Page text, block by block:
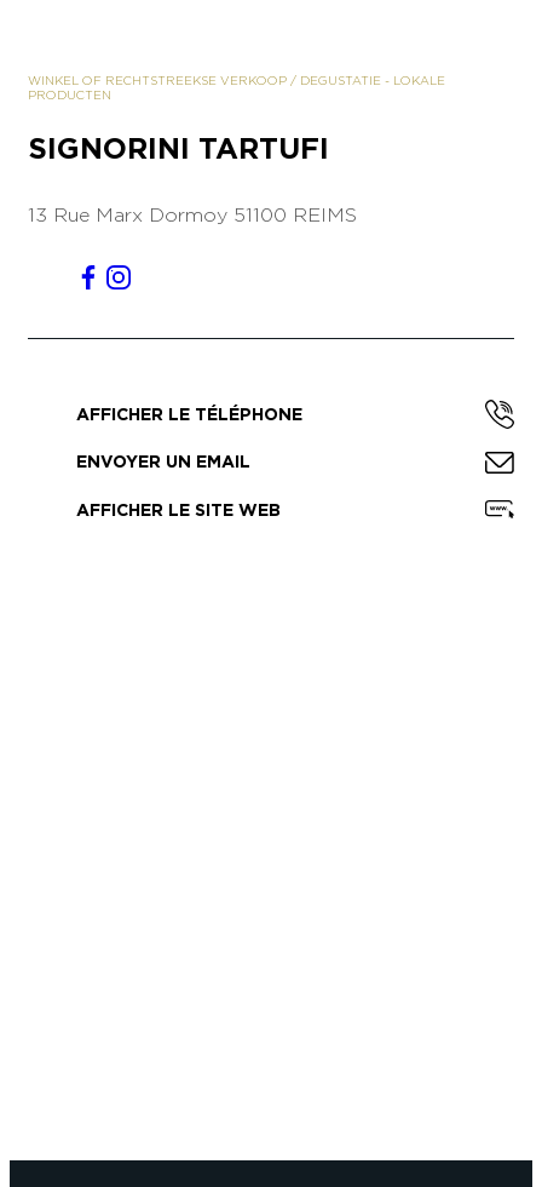
WINKEL OF RECHTSTREEKSE VERKOOP / DEGUSTATIE - LOKALE
PRODUCTEN
SIGNORINI TARTUFI
13 Rue Marx Dormoy 51100 REIMS
AFFICHER LE TÉLÉPHONE
ENVOYER UN EMAIL
AFFICHER LE SITE WEB